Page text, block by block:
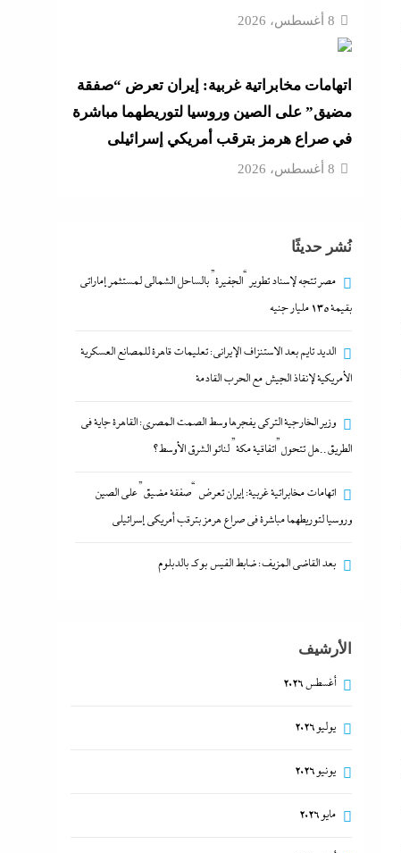
8 أغسطس، 2026
اتهامات مخابراتية غربية: إيران تعرض “صفقة
مضيق” على الصين وروسيا لتوريطهما مباشرة
في صراع هرمز بترقب أمريكي إسرائيلى
8 أغسطس، 2026
نُشر حديثًا
مصر تتجه لإسناد تطوير “الجفيرة” بالساحل الشمالي لمستثمر إماراتي
بقيمة 135 مليار جنيه
الديد تايم بعد الاستنزاف الإيرانى: تعليمات قاهرة للمصانع العسكرية
الأمريكية لإنقاذ الجيش مع الحرب القادمة
وزير الخارجية التركى يفجرها وسط الصمت المصري: القاهرة جاية في
الطريق..هل تتحول”اتفاقية مكة” لناتو الشرق الأوسط؟
اتهامات مخابراتية غربية: إيران تعرض “صفقة مضيق” على الصين
وروسيا لتوريطهما مباشرة في صراع هرمز بترقب أمريكي إسرائيلى
بعد القاضي المزيف: ضابط الفيس بوك بالدبلوم
الأرشيف
أغسطس 2026
يوليو 2026
يونيو 2026
مايو 2026